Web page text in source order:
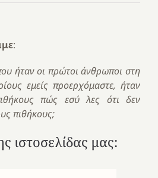
:
ήταν οι πρώτοι άνθρωποι στη
εμείς προερχόμαστε, ήταν
πώς εσύ λες ότι δεν
πιθήκους;
ιστοσελίδας μας: